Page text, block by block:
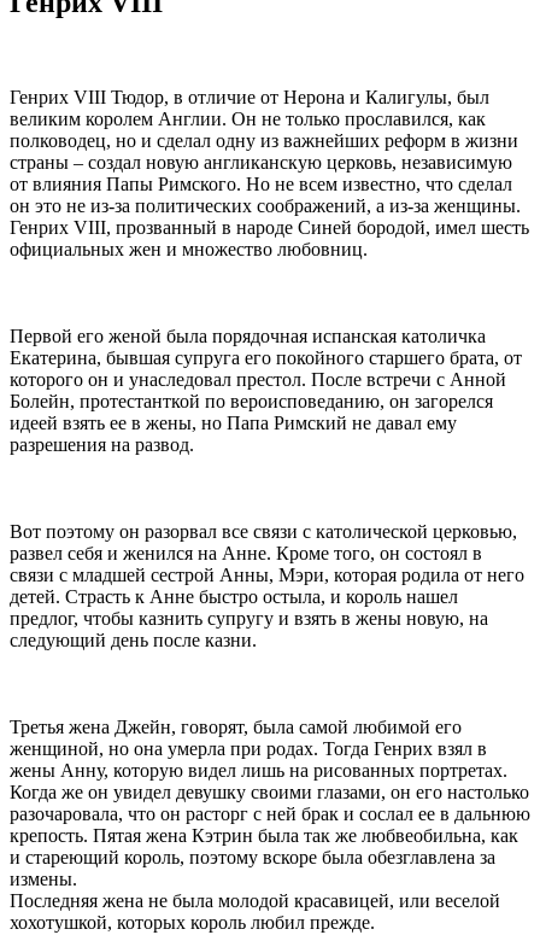
Генрих VIII Тюдор, в отличие от Нерона и Калигулы, был
великим королем Англии. Он не только прославился, как
полководец, но и сделал одну из важнейших реформ в жизни
страны – создал новую англиканскую церковь, независимую
от влияния Папы Римского. Но не всем известно, что сделал
он это не из-за политических соображений, а из-за женщины.
Генрих VIII, прозванный в народе Синей бородой, имел шесть
официальных жен и множество любовниц.
Первой его женой была порядочная испанская католичка
Екатерина, бывшая супруга его покойного старшего брата, от
которого он и унаследовал престол. После встречи с Анной
Болейн, протестанткой по вероисповеданию, он загорелся
идеей взять ее в жены, но Папа Римский не давал ему
разрешения на развод.
Вот поэтому он разорвал все связи с католической церковью,
развел себя и женился на Анне. Кроме того, он состоял в
связи с младшей сестрой Анны, Мэри, которая родила от него
детей. Страсть к Анне быстро остыла, и король нашел
предлог, чтобы казнить супругу и взять в жены новую, на
следующий день после казни.
Третья жена Джейн, говорят, была самой любимой его
женщиной, но она умерла при родах. Тогда Генрих взял в
жены Анну, которую видел лишь на рисованных портретах.
Когда же он увидел девушку своими глазами, он его настолько
разочаровала, что он расторг с ней брак и сослал ее в дальнюю
крепость. Пятая жена Кэтрин была так же любвеобильна, как
и стареющий король, поэтому вскоре была обезглавлена за
измены.
Последняя жена не была молодой красавицей, или веселой
хохотушкой, которых король любил прежде.